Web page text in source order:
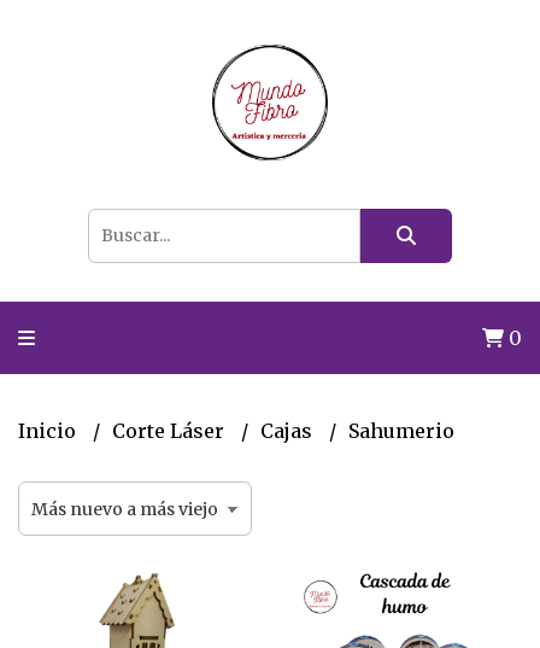
0
Inicio Corte Láser Cajas Sahumerio